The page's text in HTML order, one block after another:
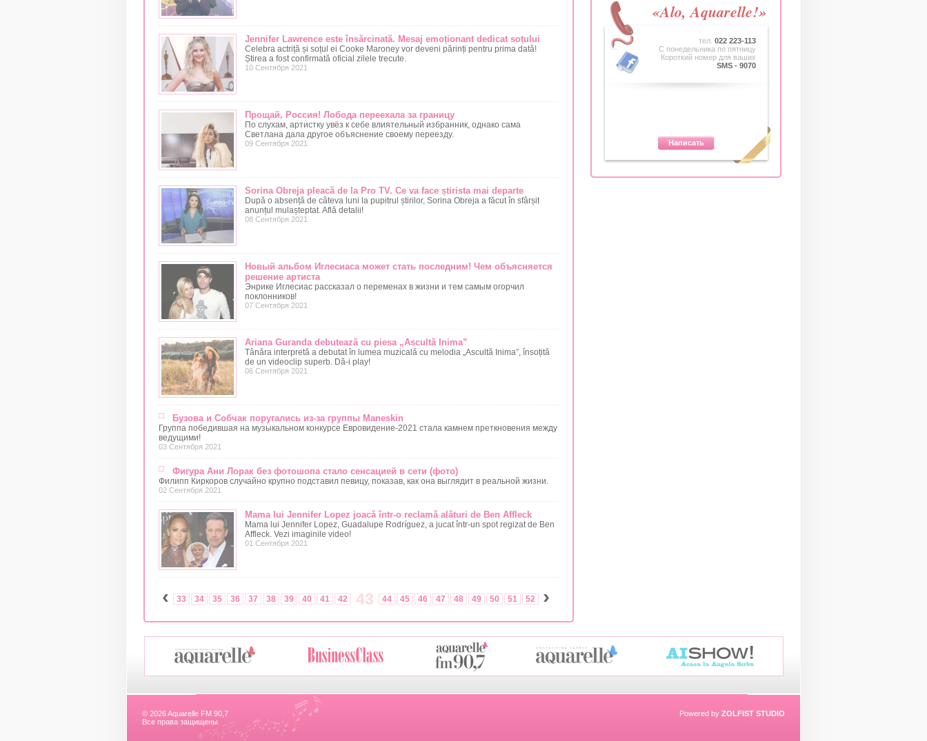
Jennifer Lawrence este însărcinată. Mesaj emoționant dedicat soțului
Celebra actriță și soțul ei Cooke Maroney vor deveni părinți pentru prima dată!
Știrea a fost confirmată oficial zilele trecute.
10 Сентября 2021
Прощай, Россия! Лобода переехала за границу
По слухам, артистку увёз к себе влиятельный избранник, однако сама
Светлана дала другое объяснение своему переезду.
09 Сентября 2021
Sorina Obreja pleacă de la Pro TV. Ce va face știrista mai departe
După o absență de câteva luni la pupitrul știrilor, Sorina Obreja a făcut în sfârșit
anunțul mulașteptat. Află detalii!
08 Сентября 2021
Новый альбом Иглесиаса может стать последним! Чем объясняется
решение артиста
Энрике Иглесиас рассказал о переменах в жизни и тем самым огорчил
поклонников!
07 Сентября 2021
Ariana Guranda debutează cu piesa „Ascultă Inima”
Tânăra interpretă a debutat în lumea muzicală cu melodia „Ascultă Inima”, însoțită
de un videoclip superb. Dă-i play!
06 Сентября 2021
Бузова и Собчак поругались из-за группы Maneskin
Группа победившая на музыкальном конкурсе Евровидение-2021 стала камнем преткновения между
ведущими!
03 Сентября 2021
Фигура Ани Лорак без фотошопа стало сенсацией в сети (фото)
Филипп Киркоров случайно крупно подставил певицу, показав, как она выглядит в реальной жизни.
02 Сентября 2021
Mama lui Jennifer Lopez joacă într-o reclamă alături de Ben Affleck
Mama lui Jennifer Lopez, Guadalupe Rodríguez, a jucat într-un spot regizat de Ben
Affleck. Vezi imaginile video!
01 Сентября 2021
‹ 33 34 35 36 37 38 39 40 41 42 43 44 45 46 47 48 49 50 51 52 ›
«Alo, Aquarelle!»
тел. 022 223-113
C понедельника по пятницу
Короткий номер для ваших
SMS - 9070
© 2026 Aquarelle FM 90,7
Все права защищены
Powered by ZOLFIST STUDIO